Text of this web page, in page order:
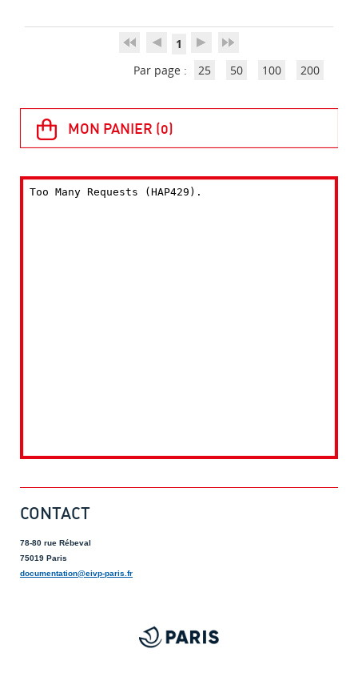
1
Par page :
25 50 100 200
CONTACT
78-80 rue Rébeval
75019 Paris
documentation@eivp-paris.fr